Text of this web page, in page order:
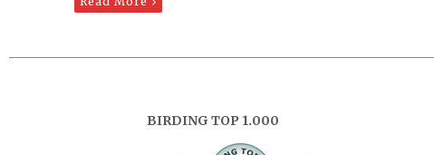
BIRDING TOP 1.000